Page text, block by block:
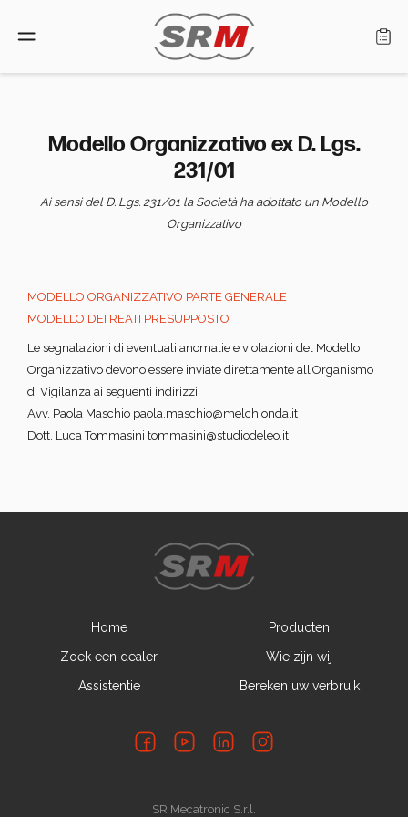
Wie zijn wij
Assistentie
Bereken uw verbruik
Modello Organizzativo ex D. Lgs.
231/01
Ai sensi del D. Lgs. 231/01 la Società ha adottato un Modello
Organizzativo
MODELLO ORGANIZZATIVO PARTE GENERALE
MODELLO DEI REATI PRESUPPOSTO
Le segnalazioni di eventuali anomalie e violazioni del Modello
Organizzativo devono essere inviate direttamente all’Organismo
di Vigilanza ai seguenti indirizzi:
Avv. Paola Maschio paola.maschio@melchionda.it
Dott. Luca Tommasini tommasini@studiodeleo.it
Home
Producten
Zoek een dealer
Wie zijn wij
Assistentie
Bereken uw verbruik
SR Mecatronic S.r.l.